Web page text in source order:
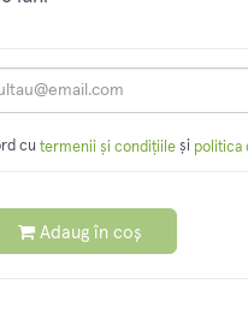
cu termenii și condițiileși politica
Adaug în coș